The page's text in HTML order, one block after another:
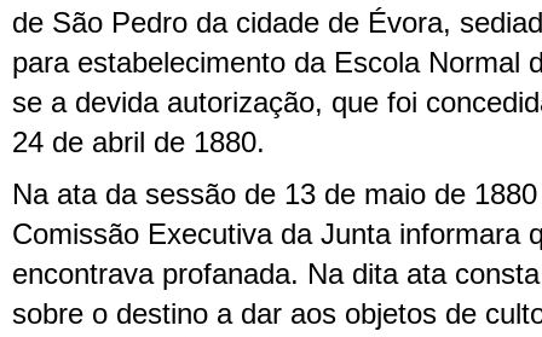
de São Pedro da cidade de Évora,
para estabelecimento da Escola Normal
se a devida autorização, que foi
24 de abril de 1880.
Na ata da sessão de 13 de maio de
Comissão Executiva da Junta informara
encontrava profanada. Na dita ata
sobre o destino a dar aos objetos de